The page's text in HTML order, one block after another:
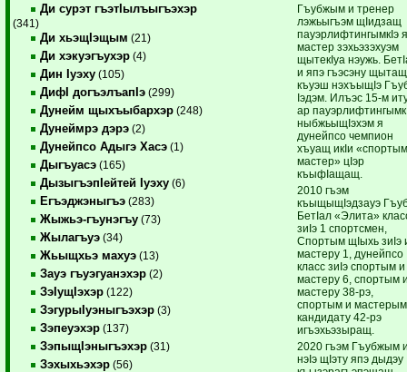
Ди сурэт гъэтIылъыгъэхэр
(341)
Ди хьэщIэщым (21)
Ди хэкуэгъухэр (4)
Дин Iуэху (105)
ДифI догъэлъапIэ (299)
Дунейм щыхъыбархэр (248)
Дунеймрэ дэрэ (2)
Дунейпсо Адыгэ Хасэ (1)
Дыгъуасэ (165)
ДызыгъэпIейтей Iуэху (6)
Егъэджэныгъэ (283)
Жыжьэ-гъунэгъу (73)
Жылагъуэ (34)
Жьыщхьэ махуэ (13)
Зауэ гъуэгуанэхэр (2)
ЗэIущIэхэр (122)
ЗэгурыIуэныгъэхэр (3)
Зэпеуэхэр (137)
ЗэпыщIэныгъэхэр (31)
Зэхыхьэхэр (56)
Гъубжым и тренер
лэжьыгъэм щIидзащ
пауэрлифтингымкIэ
мастер зэхьэзэхуэм
щытекIуа нэужь.
и япэ гъэсэну
къуэш нэхъыщIэ
Iэдэм. Илъэс 15-м
ар
ныбжьыщIэхэм я
дунейпсо чемпион
хъуащ икIи
мастер» цIэр
къыфIащащ.
2010 гъэм
къыщыщIэдзауэ
БетIал «Элита»
зиIэ 1 спортсмен,
Спортым щIыхь зиIэ
мастеру 1, дунейпсо
класс зиIэ спортым и
мастеру 6, спортым
мастеру 38-рэ,
спортым и
кандидату 42-рэ
игъэхьэзыращ.
2020 гъэм Гъубжым
нэIэ щIэту япэ дыдэу